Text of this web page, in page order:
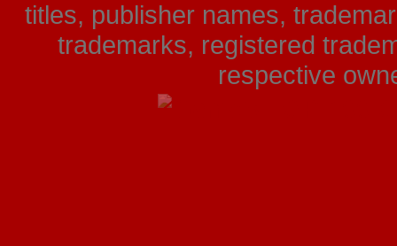
titles, publisher names,
trademarks, registered
respective